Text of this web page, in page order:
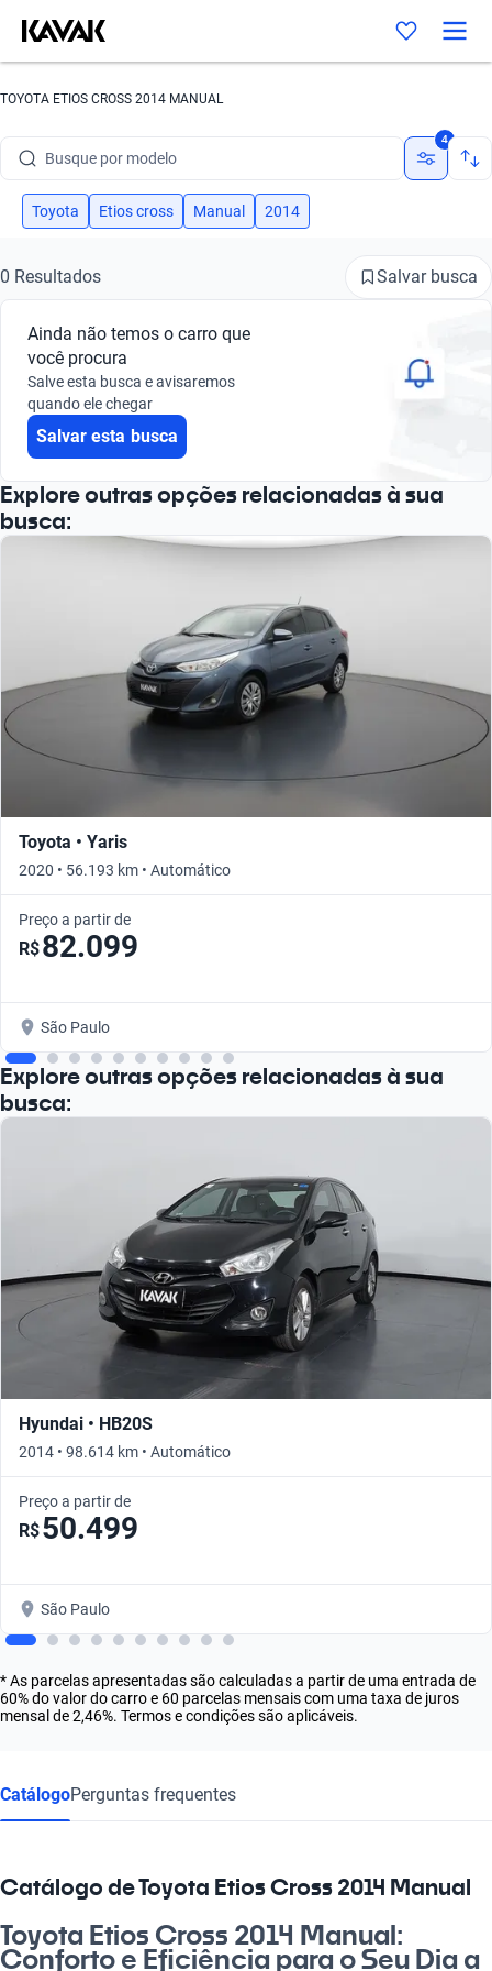
TOYOTA ETIOS CROSS 2014 MANUAL
Busque por modelo
Busque por versão
Busque por marca
Busque por modelo
Busque por versão
4
Toyota Etios cross Manual 2014
0 Resultados Salvar busca
Ainda não temos o carro que
você procura
Salve esta busca e avisaremos
quando ele chegar
Salvar esta busca
Explore outras opções relacionadas à sua
busca:
Toyota • Yaris
2020 • 56.193 km • Automático
Preço a partir de
R$82.099
São Paulo
Explore outras opções relacionadas à sua
busca:
Hyundai • HB20S
2014 • 98.614 km • Automático
Preço a partir de
R$50.499
São Paulo
* As parcelas apresentadas são calculadas a partir de uma entrada de
60% do valor do carro e 60 parcelas mensais com uma taxa de juros
mensal de 2,46%. Termos e condições são aplicáveis.
CatálogoPerguntas frequentes
Catálogo de Toyota Etios Cross 2014 Manual
Toyota Etios Cross 2014 Manual:
Conforto e Eficiência para o Seu Dia a